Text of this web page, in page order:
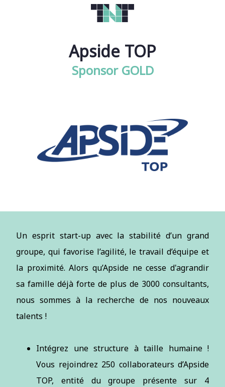
Apside TOP
Sponsor GOLD
Un esprit start-up avec la stabilité d’un grand
groupe, qui favorise l’agilité, le travail d’équipe et
la proximité. Alors qu’Apside ne cesse d'agrandir
sa famille déjà forte de plus de 3000 consultants,
nous sommes à la recherche de nos nouveaux
talents !
Intégrez une structure à taille humaine !
Vous rejoindrez 250 collaborateurs d’Apside
TOP, entité du groupe présente sur 4